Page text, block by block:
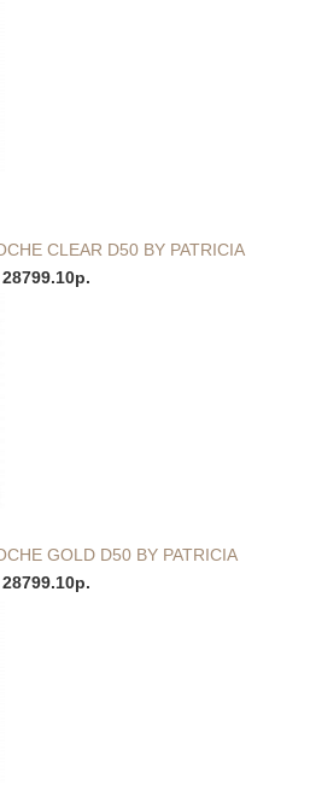
CLEAR D50 BY PATRICIA
28799.10р.
GOLD D50 BY PATRICIA
28799.10р.